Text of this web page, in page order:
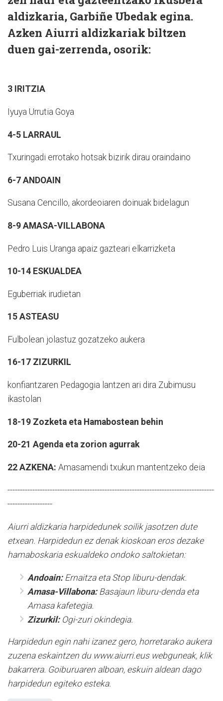
aldizkaria, Garbiñe Ubedak egina.
Azken Aiurri aldizkariak biltzen
duen gai-zerrenda, osorik:
3 IRITZIA
Iyuya Urrutia Goya
4-5 LARRAUL
Txuringadi errotako hotsak bizirik dirau oraindaino
6-7 ANDOAIN
Susana Cencillo, akordeoiaren doinuak bidelagun
8-9 AMASA-VILLABONA
Pedro Luis Uranga apaiz gazteari elkarrizketa
10-14 ESKUALDEA
Eguberriak irudietan
15 ASTEASU
Fulbolean jolastuz gozatzeko aukera
16-17 ZIZURKIL
konfiantzaren Pedagogia lantzen ari dira Zubimusu
ikastolan
18-19 Zozketa eta Hamabostean behin
20-21 Agenda eta zorion agurrak
22 AZKENA: Amasamendi txukun mantentzeko deia
-----------------------------------------------------------------------------------
------------------
Aiurri aldizkaria harpidedunek soilik jasotzen dute
etxean. Harpidedun ez denak kioskoan eros dezake
hamaboskaria eskualdeko ondoko saltokietan:
Andoain: Ernaitza eta Stop liburu-dendak.
Amasa-Villabona:Basajaun liburu-denda eta
Amasa kafetegia.
Zizurkil:Ogi-zuri okindegia.
Harpidedun egin nahi izanez gero, horretarako aukera
zuzena eskaintzen du www.aiurri.eus webguneak, klik
bakarrera. Goiburuaren alboan, eskuin aldean dago
harpidedun egiteko esteka.